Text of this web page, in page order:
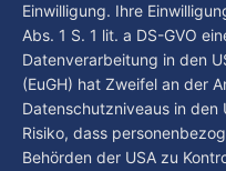
Einwilligung. Ihre
Abs. 1 S. 1 lit. a DS-GVO
Datenverarbeitung in den
(EuGH) hat Zweifel an der
Datenschutzniveaus in den
Risiko, dass
Behörden der USA zu